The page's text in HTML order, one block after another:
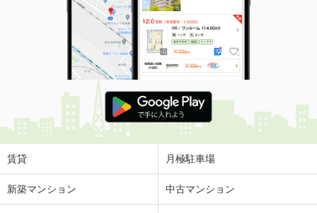
賃貸 月極駐車場
新築マンション 中古マンション